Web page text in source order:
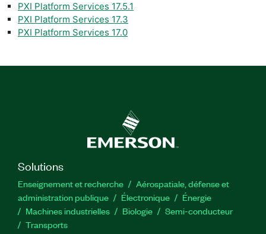
PXI Platform Services 17.5.1
PXI Platform Services 17.3
PXI Platform Services 17.0
Solutions
Enseignement et recherche
Aérospatiale, défense et
administration publique
Électronique
Énergie​
Machines industrielles
Biologie
Semi-conducteur
Transports